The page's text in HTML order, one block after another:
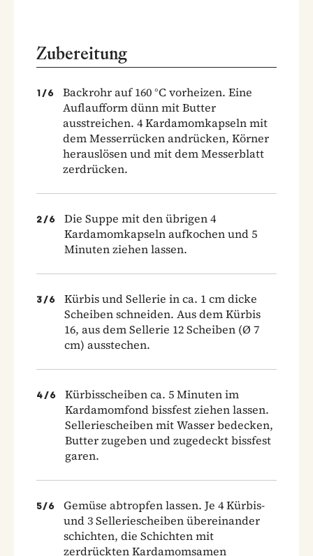
Zubereitung
1 /6
Backrohr auf 160 °C vorheizen. Eine
Auflaufform dünn mit Butter
ausstreichen. 4 Kardamomkapseln mit
dem Messerrücken andrücken, Körner
herauslösen und mit dem Messerblatt
zerdrücken.
2 /6
Die Suppe mit den übrigen 4
Kardamomkapseln aufkochen und 5
Minuten ziehen lassen.
3 /6
Kürbis und Sellerie in ca. 1 cm dicke
Scheiben schneiden. Aus dem Kürbis
16, aus dem Sellerie 12 Scheiben (Ø 7
cm) ausstechen.
4 /6
Kürbisscheiben ca. 5 Minuten im
Kardamomfond bissfest ziehen lassen.
Selleriescheiben mit Wasser bedecken,
Butter zugeben und zugedeckt bissfest
garen.
5/6
Gemüse abtropfen lassen. Je 4 Kürbis-
und 3 Selleriescheiben übereinander
schichten, die Schichten mit
zerdrückten Kardamomsamen